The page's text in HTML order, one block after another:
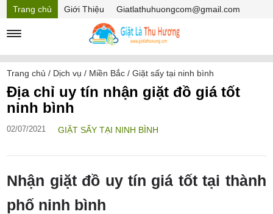
Trang chủ Giới Thiệu
Giatlathuhuongcom@gmail.com
Mã Giảm giá
Trang chủ / Dịch vụ / Miền Bắc /Giặt sấy tại ninh bình
Địa chỉ uy tín nhận giặt đồ giá tốt
ninh bình
02/07/2021 GIẶT SẤY TẠI NINH BÌNH
Nhận giặt đồ uy tín giá tốt tại thành
phố ninh bình